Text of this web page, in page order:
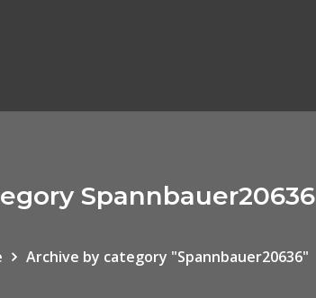
Spannbauer20636
Archive by category "Spannbauer20636"